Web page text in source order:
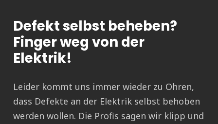
Defekt selbst beheben?
Finger weg von der
Elektrik!
Leider kommt uns immer wieder zu Ohren,
dass Defekte an der Elektrik selbst behoben
werden wollen. Die Profis sagen wir klipp und